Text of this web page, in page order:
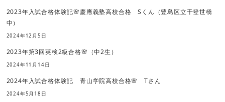
2023年入試合格体験記🌸慶應義塾高校合格 Sくん（豊島区立千登世橋
中）
2024年12月5日
2023年第3回英検2級合格🌸（中2生）
2024年11月14日
2024年入試合格体験記 青山学院高校合格🌸 Tさん
2024年5月18日